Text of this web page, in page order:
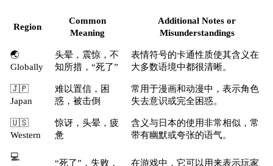
Region
Common
Meaning
Additional Notes or
Misunderstandings
🌏
Globally
头晕，震惊，不
知所措，“死了”
表情符号的卡通性质使其含义在
大多数语境中都很清晰。
🇯🇵
Japan
难以置信，困
惑，被击倒
常用于漫画和动漫中，表示角色
失去意识或完全困惑。
🇺🇸
Western
惊讶，头晕，疲
惫
含义与日本的使用非常相似，常
带有幽默或夸张的语气。
💻
“死了”，失败，
在游戏中，它可以用来表示玩家